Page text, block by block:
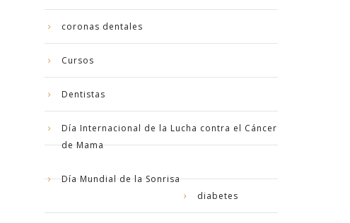
coronas dentales
Cursos
Dentistas
Día Internacional de la Lucha contra el Cáncer
de Mama
Día Mundial de la Sonrisa
diabetes